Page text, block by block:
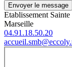
Envoyer le message
Etablissement
Marseille
04.91.18.50.20